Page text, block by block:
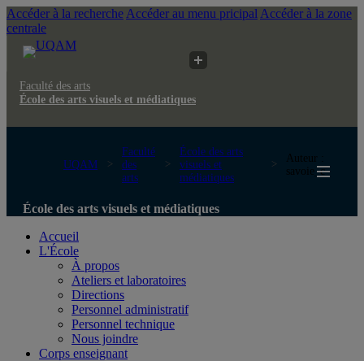
Accéder à la recherche Accéder au menu pricipal Accéder à la zone
centrale
Faculté des arts
École des arts visuels et médiatiques
UQAM
Faculté
des
arts
École des arts
visuels et
médiatiques
Auteur :
savoie_c
École des arts visuels et médiatiques
Accueil
L'École
À propos
Ateliers et laboratoires
Directions
Personnel administratif
Personnel technique
Nous joindre
Corps enseignant